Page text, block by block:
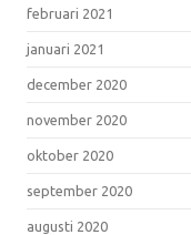
februari 2021
januari 2021
december 2020
november 2020
oktober 2020
september 2020
augusti 2020